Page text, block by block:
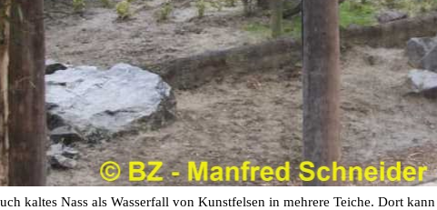
kaltes Nass als Wasserfall von Kunstfelsen in mehrere Teiche. Dort